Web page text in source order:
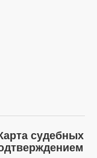
судебных